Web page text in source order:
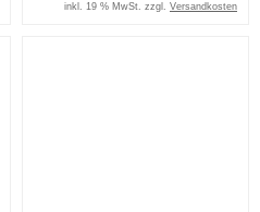
inkl. 19 % MwSt. zzgl. Versandkosten